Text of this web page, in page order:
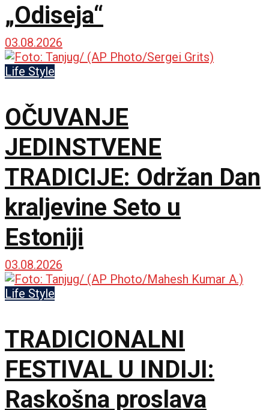
„Odiseja“
03.08.2026
Life Style
OČUVANJE
JEDINSTVENE
TRADICIJE: Održan Dan
kraljevine Seto u
Estoniji
03.08.2026
Life Style
TRADICIONALNI
FESTIVAL U INDIJI:
Raskošna proslava